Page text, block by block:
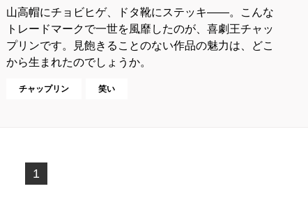
山高帽にチョビヒゲ、ドタ靴にステッキ――。こんな
トレードマークで一世を風靡したのが、喜劇王チャッ
プリンです。見飽きることのない作品の魅力は、どこ
から生まれたのでしょうか。
チャップリン 笑い
1